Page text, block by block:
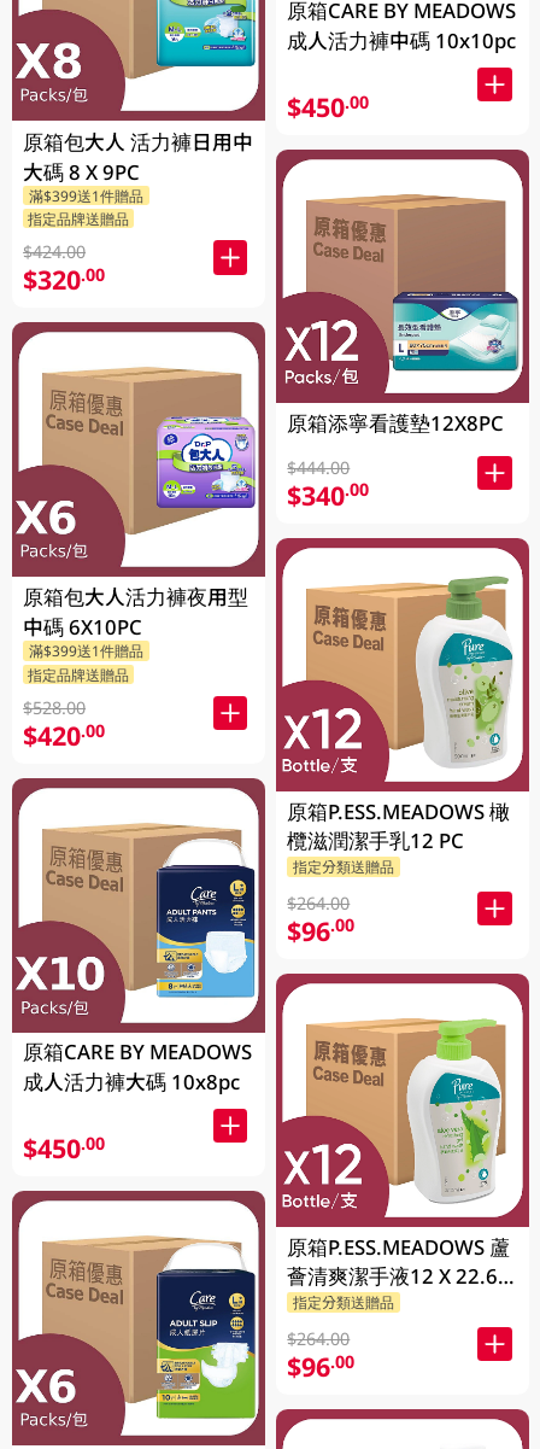
原箱包大人 活力褲日用中
大碼 8 X 9PC
滿$399送1件贈品
指定品牌送贈品
$424.00
$320.00
原箱包大人活力褲夜用型
中碼 6X10PC
滿$399送1件贈品
指定品牌送贈品
$528.00
$420.00
原箱CARE BY MEADOWS
成人活力褲大碼 10x8pc
$450.00
原箱CARE BY MEADOWS
成人活力褲中碼 10x10pc
$450.00
原箱添寧看護墊12X8PC
$444.00
$340.00
原箱P.ESS.MEADOWS 橄
欖滋潤潔手乳12 PC
指定分類送贈品
$264.00
$96.00
原箱P.ESS.MEADOWS 蘆
薈清爽潔手液12 X 22.6
GM
指定分類送贈品
$264.00
$96.00